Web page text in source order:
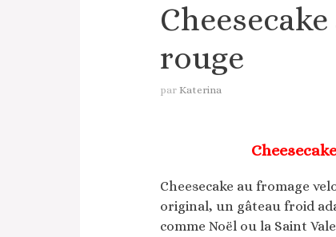
rouge
par Katerina
Cheesecake au fromage
original, un gâteau froid
comme Noël ou la Saint